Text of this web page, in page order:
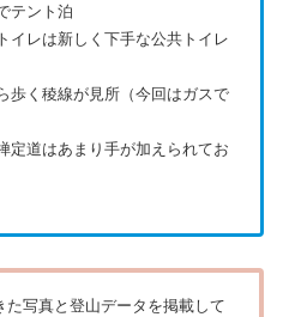
テント泊
イレは新しく下手な公共トイレ
歩く稜線が見所（今回はガスで
定道はあまり手が加えられてお
た写真と登山データを掲載して